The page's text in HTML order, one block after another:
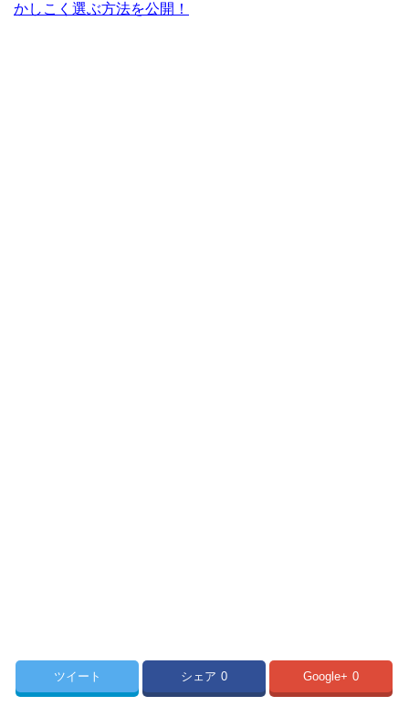
かしこく選ぶ方法を公開！
ツイート シェア 0 Google+ 0